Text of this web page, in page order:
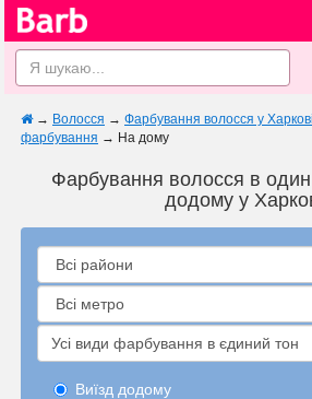
→ Волосся → Фарбування волосся у Харкові
фарбування → На дому
Фарбування волосся в один
додому у
Усі види фарбування в єдиний тон
Виїзд додому